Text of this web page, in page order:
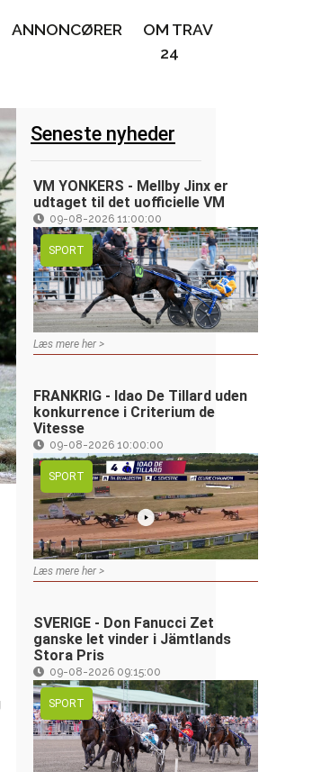
Seneste nyheder
VM YONKERS - Mellby Jinx er
udtaget til det uofficielle VM
09-08-2026 11:00:00
SPORT
Læs mere her >
FRANKRIG - Idao De Tillard uden
konkurrence i Criterium de
Vitesse
09-08-2026 10:00:00
SPORT
Læs mere her >
SVERIGE - Don Fanucci Zet
ganske let vinder i Jämtlands
Stora Pris
09-08-2026 09:15:00
SPORT
ANNONCØRER
OM TRAV
24